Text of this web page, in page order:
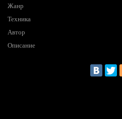
Жанр
Техника
Автор
Описание